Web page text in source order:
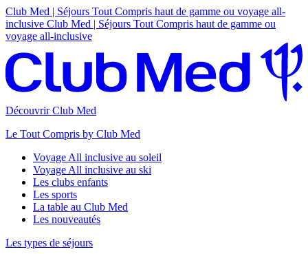
Club Med | Séjours Tout Compris haut de gamme ou voyage all-
inclusive Club Med | Séjours Tout Compris haut de gamme ou
voyage all-inclusive
Découvrir Club Med
Le Tout Compris by Club Med
Voyage All inclusive au soleil
Voyage All inclusive au ski
Les clubs enfants
Les sports
La table au Club Med
Les nouveautés
Les types de séjours